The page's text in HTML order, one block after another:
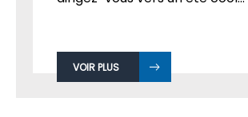
VOIR PLUS